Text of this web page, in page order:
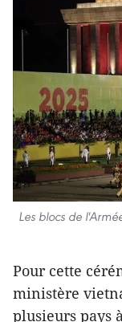
Les blocs de
Pour cette
ministère
plusieurs pays